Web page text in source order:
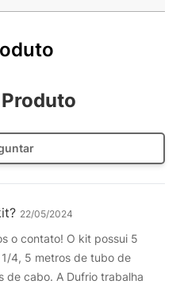
22/05/2024
o contato! O kit possui 5
4, 5 metros de tubo de
de cabo. A Dufrio trabalha